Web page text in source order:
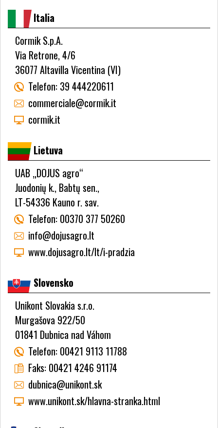
Italia
Cormik S.p.A.
Via Retrone, 4/6
36077 Altavilla Vicentina (VI)
Telefon: 39 444220611
commerciale@cormik.it
cormik.it
Lietuva
UAB „DOJUS agro“
Juodonių k., Babtų sen.,
LT-54336 Kauno r. sav.
Telefon: 00370 377 50260
info@dojusagro.lt
www.dojusagro.lt/lt/i-pradzia
Slovensko
Unikont Slovakia s.r.o.
Murgašova 922/50
01841 Dubnica nad Váhom
Telefon: 00421 9113 11788
Faks: 00421 4246 91174
dubnica@unikont.sk
www.unikont.sk/hlavna-stranka.html